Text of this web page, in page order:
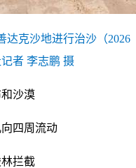
达克沙地进行治沙（2026
者 李志鹏 摄
沙漠
四周流动
拦截